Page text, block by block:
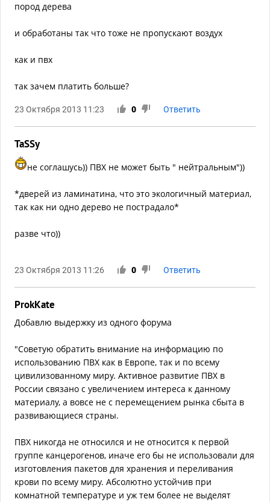
пород дерева
и обработаны так что тоже не пропускают воздух
как и пвх
так зачем платить больше?
23 Октября 2013 11:23 0 Ответить
TaSSy
не соглашусь)) ПВХ не может быть " нейтральным"))
*дверей из ламинатина, что это экологичный материал,
так как ни одно дерево не пострадало*
разве что))
23 Октября 2013 11:26 0 Ответить
ProkKate
Добавлю выдержку из одного форума
"Советую обратить внимание на информацию по
использованию ПВХ как в Европе, так и по всему
цивилизованному миру. Активное развитие ПВХ в
России связано с увеличением интереса к данному
материалу, а вовсе не с перемещением рынка сбыта в
развивающиеся страны.
ПВХ никогда не относился и не относится к первой
группе канцерогенов, иначе его бы не использовали для
изготовления пакетов для хранения и переливания
крови по всему миру. Абсолютно устойчив при
комнатной температуре и уж тем более не выделят